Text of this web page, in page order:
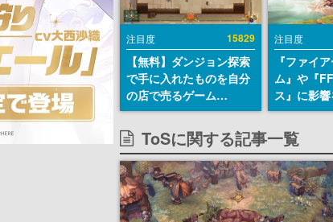
注目度 15829
【無料】ダンジョン探索
で手に入れたものを自分
の店で売るゲーム
『Moonlighter』が
Steamにて無料配布中！
続編『Moonlighter 2』
の9月2日正式リリースを
記念したキャンペーン
注目度
『ファイ
ム』や『
ス』に影
戦略RPG
Path』
へ。PC（
PS5、
けにリリ
ToSに関する記事一覧